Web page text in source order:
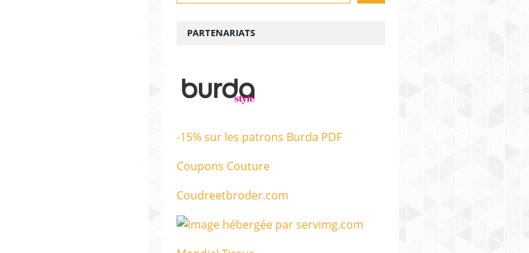
PARTENARIATS
-15% sur les patrons Burda PDF
Coupons Couture
Coudreetbroder.com